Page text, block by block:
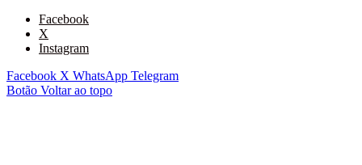
Facebook
X
Instagram
Facebook X WhatsApp Telegram
Botão Voltar ao topo